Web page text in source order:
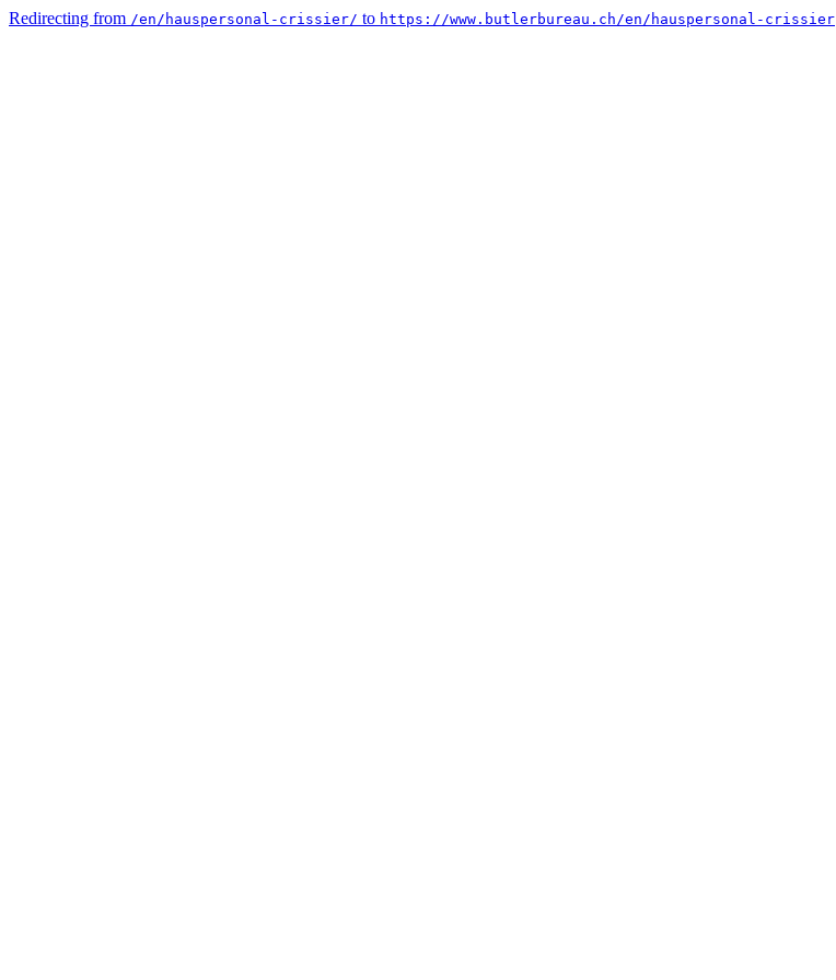
Redirecting from /en/hauspersonal-crissier/ to https://www.butlerbureau.ch/en/hauspersonal-crissier